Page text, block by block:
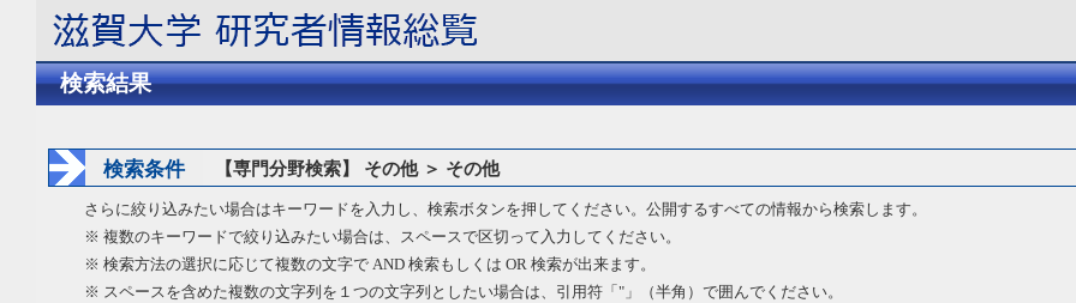
検索結果
検索条件 【専門分野検索】 その他 ＞ その他
さらに絞り込みたい場合はキーワードを入力し、検索ボタンを押してください。公開するすべての情報から検索します。
※ 複数のキーワードで絞り込みたい場合は、スペースで区切って入力してください。
※ 検索方法の選択に応じて複数の文字で AND 検索もしくは OR 検索が出来ます。
※ スペースを含めた複数の文字列を１つの文字列としたい場合は、引用符「"」（半角）で囲んでください。